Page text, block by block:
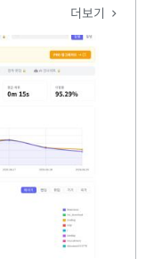
더보기